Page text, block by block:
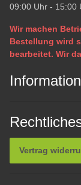
09:00 Uhr - 15:00
Wir machen
Bestellung wird
bearbeitet. Wir
Vertrag